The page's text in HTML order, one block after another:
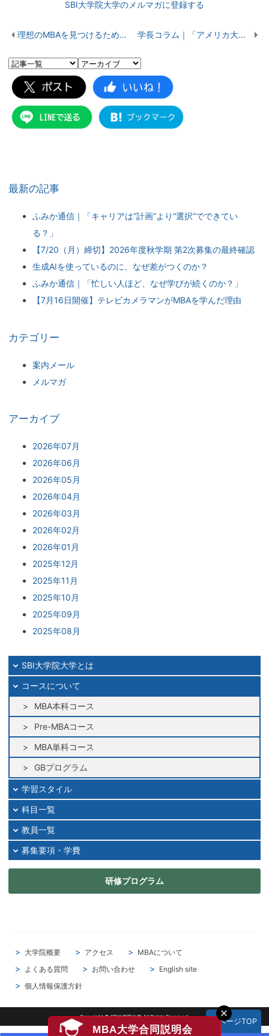
SBI大学院大学のメルマガに登録する
理想のMBAを見つけるための情報収集術 学長コラム｜「アメリカ大統領選とトランプの悪行」
最新の記事
ふみか通信｜「キャリアは“計画”より“選択”でできてい
る？」
【7/20（月）締切】2026年度秋学期 第2次募集の最終確認
生成AIを使っているのに、なぜ差がつくのか？
ふみか通信｜「忙しい人ほど、なぜ学びが続くのか？」
【7月16日開催】テレビカメラマンがMBAを学んだ理由
カテゴリー
案内メール
メルマガ
アーカイブ
2026年07月
2026年06月
2026年05月
2026年04月
2026年03月
2026年02月
2026年01月
2025年12月
2025年11月
2025年10月
2025年09月
2025年08月
2025年06月
2025年05月
2025年04月
2025年03月
2025年02月
2025年01月
2024年12月
2024年11月
2024年10月
2024年09月
2024年08月
2024年07月
2024年06月
2024年01月
2023年12月
2023年11月
2023年09月
SBI大学院大学とは
コースについて
MBA本科コース
Pre-MBAコース
MBA単科コース
GBプログラム
学習スタイル
科目一覧
教員一覧
募集要項・学費
研修プログラム
▲ページTOP
大学院概要 アクセス
MBAについて
よくある質問
お問い合わせ
English site
個人情報保護方針
Copyright © SBI大学院大学 All Rights Reserved.
MBA大学合同説明会